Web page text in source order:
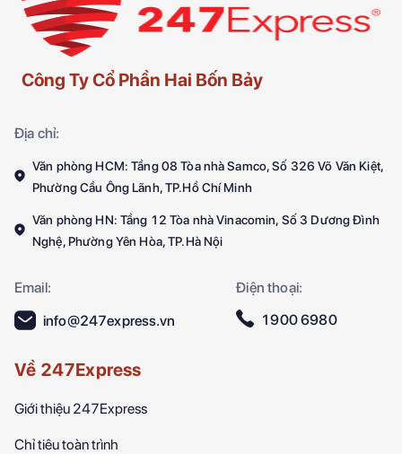
Công Ty Cổ Phần Hai Bốn Bảy
Địa chỉ:
Văn phòng HCM: Tầng 08 Tòa nhà Samco, Số 326 Võ Văn Kiệt,
Phường Cầu Ông Lãnh, TP.Hồ Chí Minh
Văn phòng HN: Tầng 12 Tòa nhà Vinacomin, Số 3 Dương Đình
Nghệ, Phường Yên Hòa, TP.Hà Nội
Email:
Điện thoại:
info@247express.vn
1900 6980
Về 247Express
Giới thiệu 247Express
Chỉ tiêu toàn trình